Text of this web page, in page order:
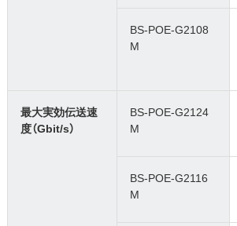
BS-POE-G2108
M
最大実効伝送速
度（Gbit/s）
BS-POE-G2124
M
BS-POE-G2116
M